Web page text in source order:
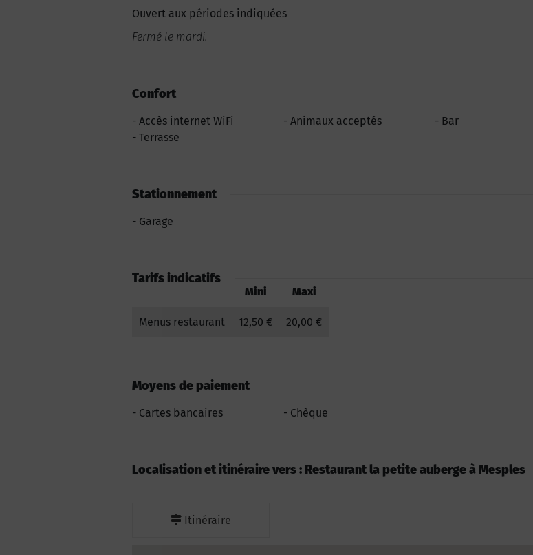
Ouvert aux périodes indiquées
Fermé le mardi.
Confort
Accès internet WiFi Animaux acceptés
Bar
Terrasse
Stationnement
Garage
Tarifs indicatifs
Mini Maxi
Menus restaurant 12,50 € 20,00 €
Moyens de paiement
Cartes bancaires Chèque
Localisation et itinéraire vers : Restaurant la petite auberge à Mesples
Itinéraire